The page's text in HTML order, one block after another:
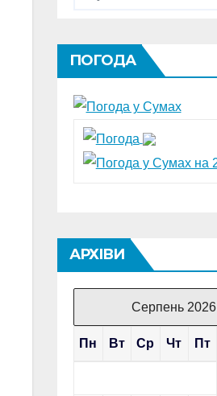
ПОГОДА
АРХІВИ
Серпень 2026
Пн Вт Ср Чт Пт